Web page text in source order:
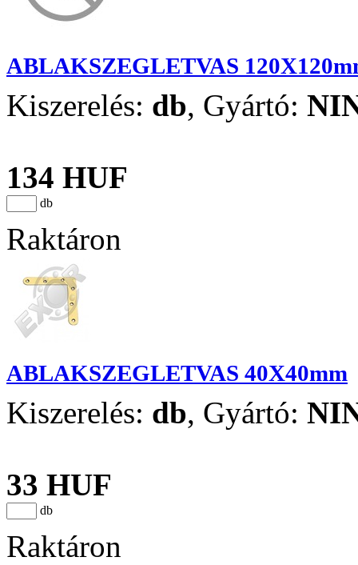
ABLAKSZEGLETVAS
Kiszerelés: db, Gyártó:
134 HUF
db
Raktáron
ABLAKSZEGLETVAS 40X40mm
Kiszerelés: db, Gyártó:
33 HUF
db
Raktáron